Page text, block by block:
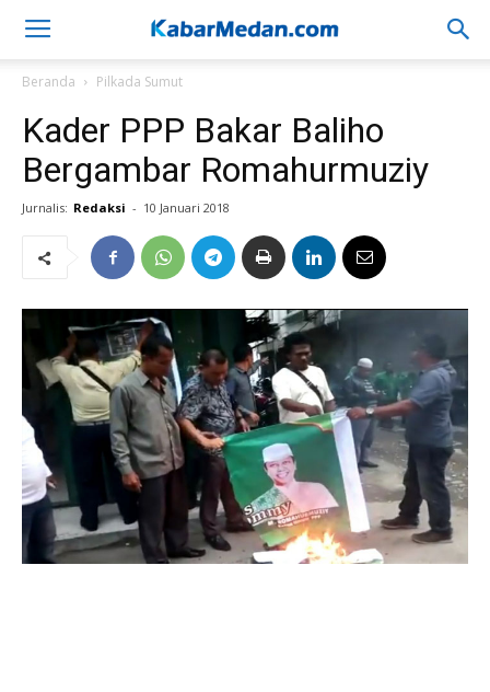
Beranda Pilkada Sumut
Kader PPP Bakar Baliho
Bergambar Romahurmuziy
Jurnalis: Redaksi - 10 Januari 2018